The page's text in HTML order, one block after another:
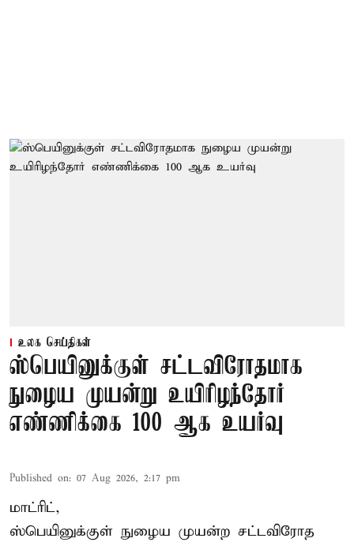
உலக செய்திகள்
ஸ்பெயினுக்குள் சட்டவிரோதமாக
நுழைய முயன்று உயிரிழந்தோர்
எண்ணிக்கை 100 ஆக உயர்வு
Published on: 07 Aug 2026, 2:17 pm
மாட்ரிட்,
ஸ்பெயினுக்குள் நுழைய முயன்ற சட்டவிரோத